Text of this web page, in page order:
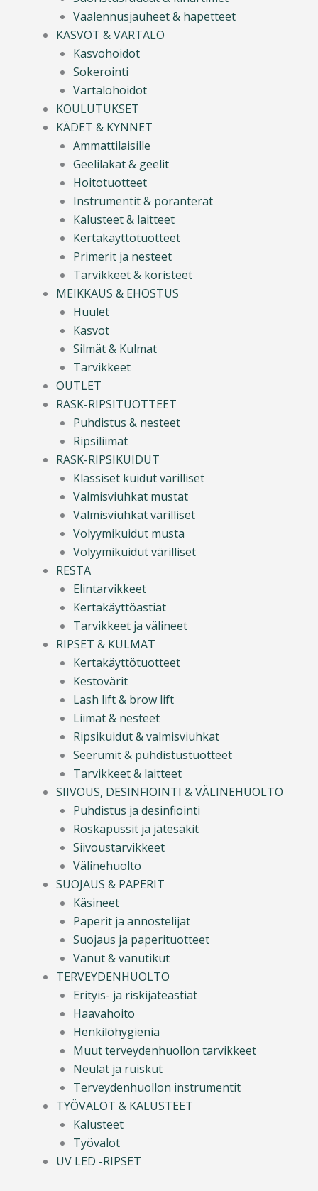
Vaalennusjauheet & hapetteet
KASVOT & VARTALO
Kasvohoidot
Sokerointi
Vartalohoidot
KOULUTUKSET
KÄDET & KYNNET
Ammattilaisille
Geelilakat & geelit
Hoitotuotteet
Instrumentit & poranterät
Kalusteet & laitteet
Kertakäyttötuotteet
Primerit ja nesteet
Tarvikkeet & koristeet
MEIKKAUS & EHOSTUS
Huulet
Kasvot
Silmät & Kulmat
Tarvikkeet
OUTLET
RASK-RIPSITUOTTEET
Puhdistus & nesteet
Ripsiliimat
RASK-RIPSIKUIDUT
Klassiset kuidut värilliset
Valmisviuhkat mustat
Valmisviuhkat värilliset
Volyymikuidut musta
Volyymikuidut värilliset
RESTA
Elintarvikkeet
Kertakäyttöastiat
Tarvikkeet ja välineet
RIPSET & KULMAT
Kertakäyttötuotteet
Kestovärit
Lash lift & brow lift
Liimat & nesteet
Ripsikuidut & valmisviuhkat
Seerumit & puhdistustuotteet
Tarvikkeet & laitteet
SIIVOUS, DESINFIOINTI & VÄLINEHUOLTO
Puhdistus ja desinfiointi
Roskapussit ja jätesäkit
Siivoustarvikkeet
Välinehuolto
SUOJAUS & PAPERIT
Käsineet
Paperit ja annostelijat
Suojaus ja paperituotteet
Vanut & vanutikut
TERVEYDENHUOLTO
Erityis- ja riskijäteastiat
Haavahoito
Henkilöhygienia
Muut terveydenhuollon tarvikkeet
Neulat ja ruiskut
Terveydenhuollon instrumentit
TYÖVALOT & KALUSTEET
Kalusteet
Työvalot
UV LED -RIPSET